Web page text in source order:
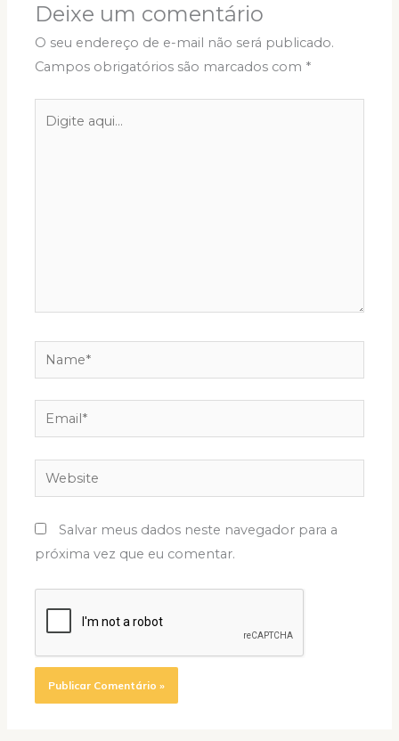
Deixe um comentário
O seu endereço de e-mail não será publicado.
Campos obrigatórios são marcados com *
aqui...
Name*
Email*
Website
Salvar meus dados neste navegador para a
próxima vez que eu comentar.